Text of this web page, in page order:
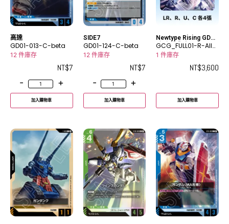
高達
GD01-013-C-beta
12 件庫存
NT$7
-
+
加入購物車
SIDE7
GD01-124-C-beta
12 件庫存
NT$7
-
+
加入購物車
Newtype Rising GD01
-紅色大全套
GCG_FULL01-R-All-
0001
1 件庫存
NT$3,600
加入購物車